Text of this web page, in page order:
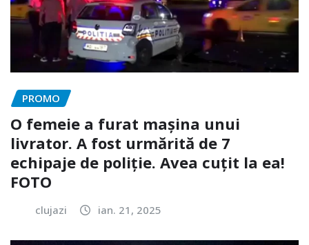
PROMO
O femeie a furat mașina unui
livrator. A fost urmărită de 7
echipaje de poliție. Avea cuțit la ea!
FOTO
clujazi ian. 21, 2025